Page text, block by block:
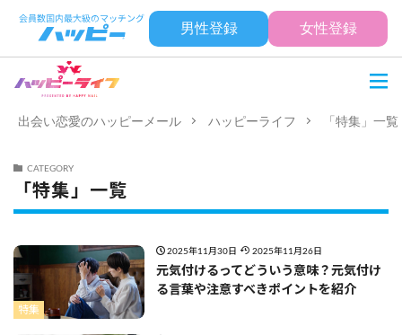
男性登録 女性登録
出会い恋愛のハッピーメール ハッピーライフ 「特集」一覧
CATEGORY
「特集」一覧
特集
2025年11月30日 2025年11月26日
元気付けるってどういう意味？元気付け
る言葉や注意すべきポイントを紹介